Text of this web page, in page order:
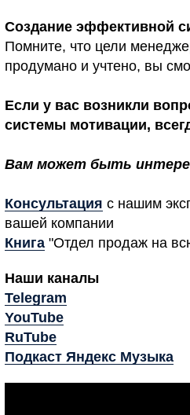
Создание эффективной
Помните, что цели
продумано и учтено, вы
Если у вас возникли
системы мотивации,
Вам может быть
Консультация с нашим
вашей компании
Книга "Отдел продаж на
Наши каналы
Telegram
YouTube
RuTube
Подкаст Яндекс Музыка